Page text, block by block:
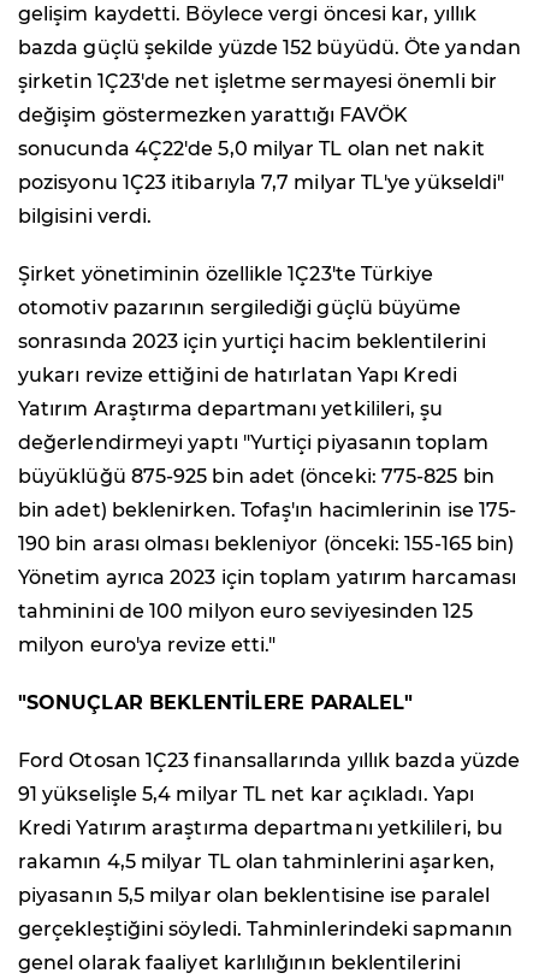
gelişim kaydetti. Böylece vergi öncesi kar, yıllık
bazda güçlü şekilde yüzde 152 büyüdü. Öte yandan
şirketin 1Ç23'de net işletme sermayesi önemli bir
değişim göstermezken yarattığı FAVÖK
sonucunda 4Ç22'de 5,0 milyar TL olan net nakit
pozisyonu 1Ç23 itibarıyla 7,7 milyar TL'ye yükseldi"
bilgisini verdi.
Şirket yönetiminin özellikle 1Ç23'te Türkiye
otomotiv pazarının sergilediği güçlü büyüme
sonrasında 2023 için yurtiçi hacim beklentilerini
yukarı revize ettiğini de hatırlatan Yapı Kredi
Yatırım Araştırma departmanı yetkilileri, şu
değerlendirmeyi yaptı "Yurtiçi piyasanın toplam
büyüklüğü 875-925 bin adet (önceki: 775-825 bin
bin adet) beklenirken. Tofaş'ın hacimlerinin ise 175-
190 bin arası olması bekleniyor (önceki: 155-165 bin)
Yönetim ayrıca 2023 için toplam yatırım harcaması
tahminini de 100 milyon euro seviyesinden 125
milyon euro'ya revize etti."
"SONUÇLAR BEKLENTİLERE PARALEL"
Ford Otosan 1Ç23 finansallarında yıllık bazda yüzde
91 yükselişle 5,4 milyar TL net kar açıkladı. Yapı
Kredi Yatırım araştırma departmanı yetkilileri, bu
rakamın 4,5 milyar TL olan tahminlerini aşarken,
piyasanın 5,5 milyar olan beklentisine ise paralel
gerçekleştiğini söyledi. Tahminlerindeki sapmanın
genel olarak faaliyet karlılığının beklentilerini